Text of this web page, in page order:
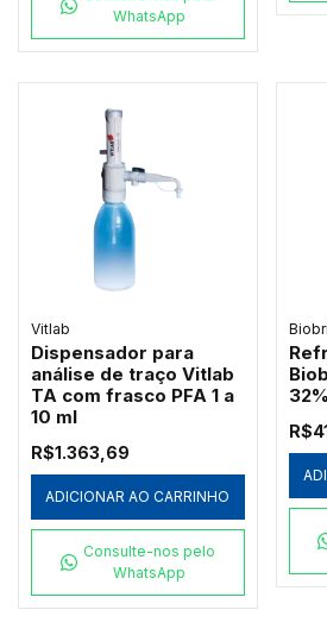
WhatsApp
Vitlab
Dispensador para
análise de traço Vitlab
TA com frasco PFA 1 a
10 ml
R$1.363,69
ADICIONAR AO CARRINHO
Consulte-nos pelo
WhatsApp